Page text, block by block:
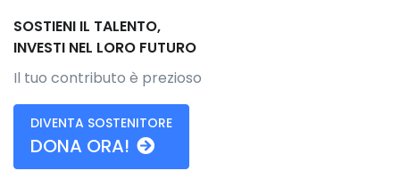
SOSTIENI IL TALENTO,
INVESTI NEL LORO FUTURO
Il tuo contributo è prezioso
DIVENTA SOSTENITORE
DONA ORA!